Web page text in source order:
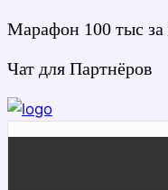
Марафон 100 тыс за
Чат для Партнёров